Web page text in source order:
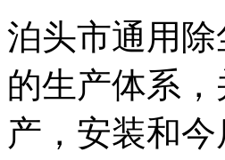
泊头市通用
的生产体系
产，安装和